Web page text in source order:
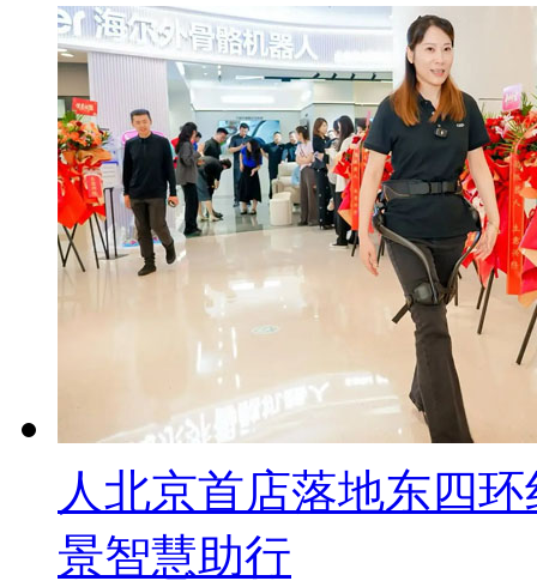
人北京首店落地东四
景智慧助行